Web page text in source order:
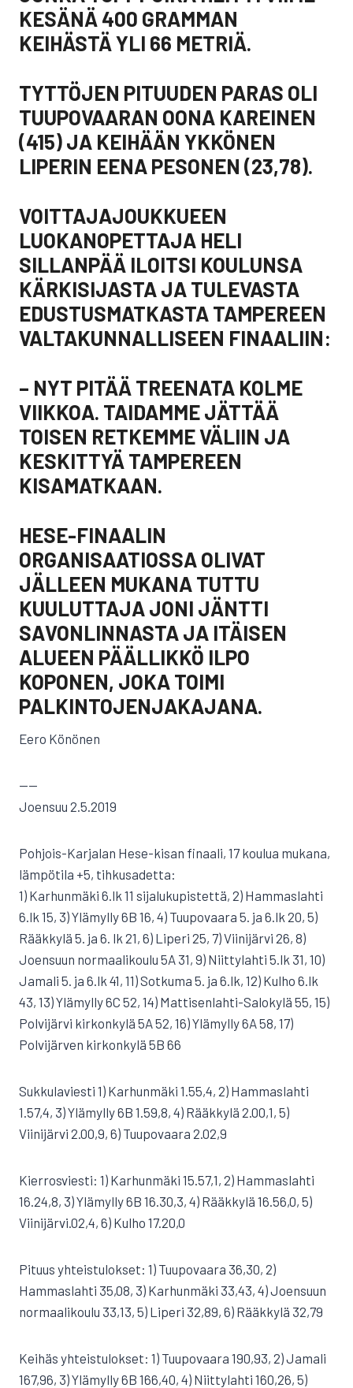
KESÄNÄ 400 GRAMMAN
KEIHÄSTÄ YLI 66 METRIÄ.
TYTTÖJEN PITUUDEN PARAS OLI
TUUPOVAARAN OONA KAREINEN
(415) JA KEIHÄÄN YKKÖNEN
LIPERIN EENA PESONEN (23,78).
VOITTAJAJOUKKUEEN
LUOKANOPETTAJA HELI
SILLANPÄÄ ILOITSI KOULUNSA
KÄRKISIJASTA JA TULEVASTA
EDUSTUSMATKASTA TAMPEREEN
VALTAKUNNALLISEEN FINAALIIN:
– NYT PITÄÄ TREENATA KOLME
VIIKKOA. TAIDAMME JÄTTÄÄ
TOISEN RETKEMME VÄLIIN JA
KESKITTYÄ TAMPEREEN
KISAMATKAAN.
HESE-FINAALIN
ORGANISAATIOSSA OLIVAT
JÄLLEEN MUKANA TUTTU
KUULUTTAJA JONI JÄNTTI
SAVONLINNASTA JA ITÄISEN
ALUEEN PÄÄLLIKKÖ ILPO
KOPONEN, JOKA TOIMI
PALKINTOJENJAKAJANA.
Eero Könönen
——
Joensuu 2.5.2019
Pohjois-Karjalan Hese-kisan finaali, 17 koulua mukana,
lämpötila +5, tihkusadetta:
1) Karhunmäki 6.lk 11 sijalukupistettä, 2) Hammaslahti
6.lk 15, 3) Ylämylly 6B 16, 4) Tuupovaara 5. ja 6.lk 20, 5)
Rääkkylä 5. ja 6. lk 21, 6) Liperi 25, 7) Viinijärvi 26, 8)
Joensuun normaalikoulu 5A 31, 9) Niittylahti 5.lk 31, 10)
Jamali 5. ja 6.lk 41, 11) Sotkuma 5. ja 6.lk, 12) Kulho 6.lk
43, 13) Ylämylly 6C 52, 14) Mattisenlahti-Salokylä 55, 15)
Polvijärvi kirkonkylä 5A 52, 16) Ylämylly 6A 58, 17)
Polvijärven kirkonkylä 5B 66
Sukkulaviesti 1) Karhunmäki 1.55,4, 2) Hammaslahti
1.57,4, 3) Ylämylly 6B 1.59,8, 4) Rääkkylä 2.00,1, 5)
Viinijärvi 2.00,9, 6) Tuupovaara 2.02,9
Kierrosviesti: 1) Karhunmäki 15.57,1, 2) Hammaslahti
16.24,8, 3) Ylämylly 6B 16.30,3, 4) Rääkkylä 16.56,0, 5)
Viinijärvi.02,4, 6) Kulho 17.20,0
Pituus yhteistulokset: 1) Tuupovaara 36,30, 2)
Hammaslahti 35,08, 3) Karhunmäki 33,43, 4) Joensuun
normaalikoulu 33,13, 5) Liperi 32,89, 6) Rääkkylä 32,79
Keihäs yhteistulokset: 1) Tuupovaara 190,93, 2) Jamali
167,96, 3) Ylämylly 6B 166,40, 4) Niittylahti 160,26, 5)